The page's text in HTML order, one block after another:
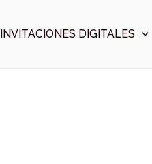
INVITACIONES DIGITALES